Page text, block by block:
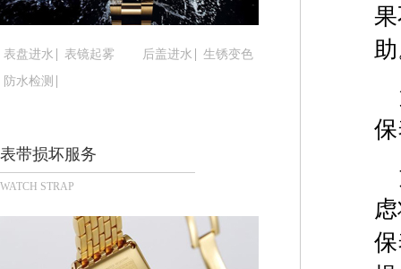
海口市龙华区金贸东路5号海口华润大厦B座17层
唐山市路南区新华东道100号万达广场写字楼A座
内蒙古自治区呼和浩特市玉泉区大学西街70号华
甘肃省兰州市七里河区西津西路16号兰州中心写
重庆市解放碑渝中区民权路28号英利国际金融中
黑龙江省大庆市萨尔图区会战大街腕表时光售后
黑龙江省黑河市爱辉区中央街腕表时光售后服务中
黑龙江省鸡西市鸡冠区红军路腕表时光售后服务中
表盘进水 表镜起雾 后盖进水
生锈变色
防水检测
表带损坏服务
WATCH STRAP